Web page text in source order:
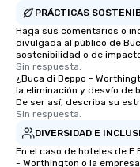
PRÁCTICAS
Haga sus comentarios o
divulgada al público de
sostenibilidad o de
Sin respuesta.
¿Buca di Beppo -
la eliminación y desvío de
De ser así, describa su
Sin respuesta.
DIVERSIDAD E
En el caso de hoteles de
- Worthington o la